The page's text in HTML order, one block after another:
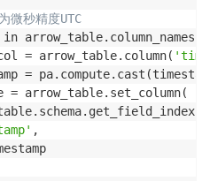
微秒精度UTC
in arrow_table.column_names:
= arrow_table.column(
=
= arrow_table.set_column(
,